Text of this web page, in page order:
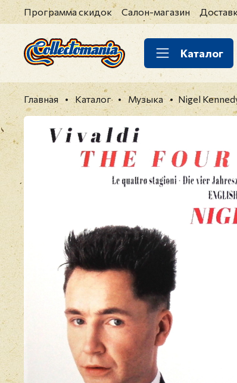
Программа скидок Салон-магазин
Каталог
Главная Каталог Музыка Nigel